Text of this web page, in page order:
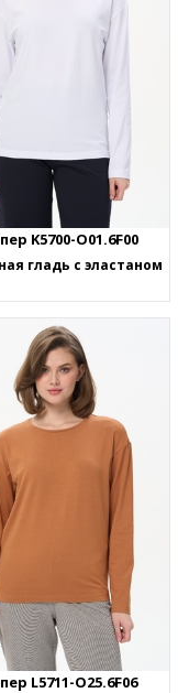
K5700-O01.6F00
гладь с эластаном
L5711-O25.6F06